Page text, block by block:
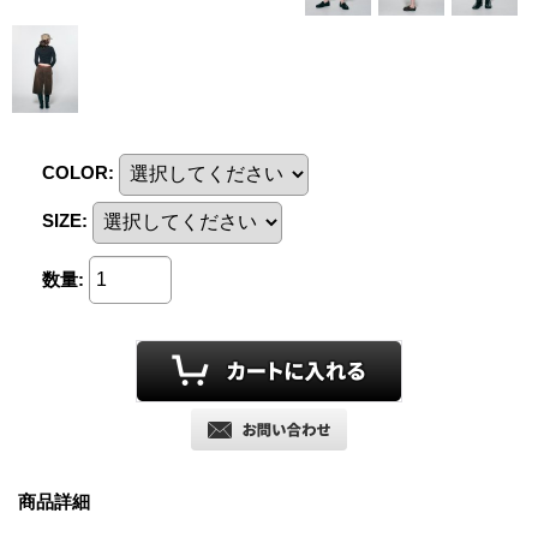
COLOR:
SIZE:
数量:
商品詳細